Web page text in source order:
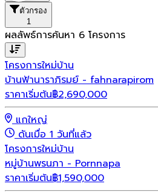
ตัวกรอง
1
ผลลัพธ์การค้นหา 6 โครงการ
โครงการใหม่บ้าน
บ้านฟ้านาราภิรมย์ - fahnarapirom
ราคาเริ่มต้น฿2,690,000
แกใหญ่
ดันเมื่อ 1 วันที่แล้ว
โครงการใหม่บ้าน
หมู่บ้านพรนภา - Pornnapa
ราคาเริ่มต้น฿1,590,000